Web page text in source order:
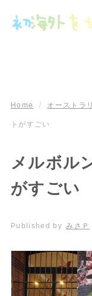
Home / オーストラ
トがすごい
メルボル
がすごい
Published by みさＰ